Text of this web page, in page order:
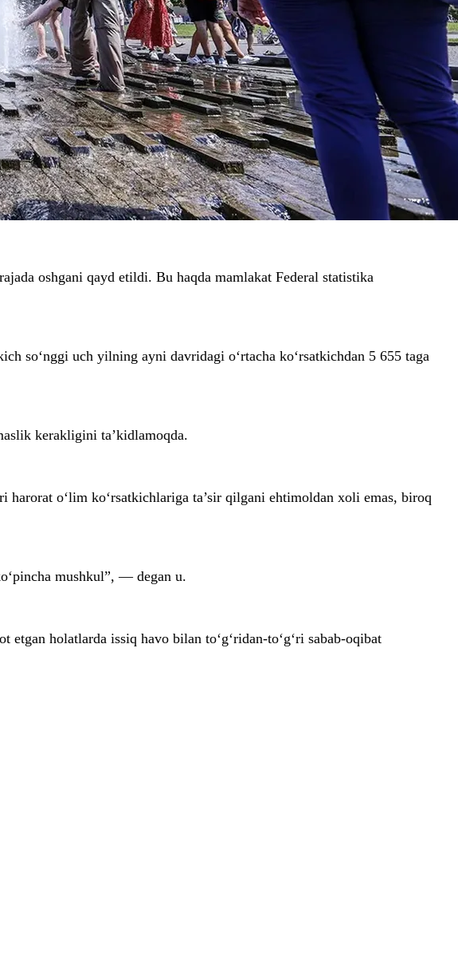
oshgani qayd etildi. Bu haqda mamlakat Federal statistika
so‘nggi uch yilning ayni davridagi o‘rtacha ko‘rsatkichdan 5 655 taga
kerakligini ta’kidlamoqda.
o‘lim ko‘rsatkichlariga ta’sir qilgani ehtimoldan xoli emas, biroq
mushkul”, — degan u.
holatlarda issiq havo bilan to‘g‘ridan-to‘g‘ri sabab-oqibat